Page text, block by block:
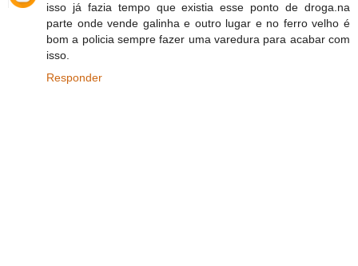
isso já fazia tempo que existia esse ponto de droga.na
parte onde vende galinha e outro lugar e no ferro velho é
bom a policia sempre fazer uma varedura para acabar com
isso.
Responder